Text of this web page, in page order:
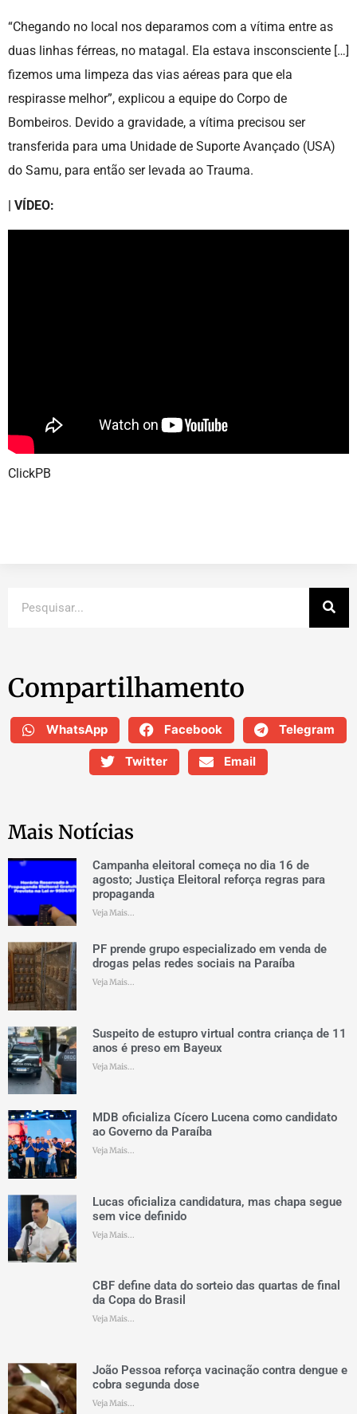
“Chegando no local nos deparamos com a vítima entre as
duas linhas férreas, no matagal. Ela estava insconsciente […]
fizemos uma limpeza das vias aéreas para que ela
respirasse melhor”, explicou a equipe do Corpo de
Bombeiros. Devido a gravidade, a vítima precisou ser
transferida para uma Unidade de Suporte Avançado (USA)
do Samu, para então ser levada ao Trauma.
| VÍDEO:
ClickPB
Compartilhamento
WhatsApp Facebook Telegram
Twitter Email
Mais Notícias
Campanha eleitoral começa no dia 16 de
agosto; Justiça Eleitoral reforça regras para
propaganda
Veja Mais...
PF prende grupo especializado em venda de
drogas pelas redes sociais na Paraíba
Veja Mais...
Suspeito de estupro virtual contra criança de 11
anos é preso em Bayeux
Veja Mais...
MDB oficializa Cícero Lucena como candidato
ao Governo da Paraíba
Veja Mais...
Lucas oficializa candidatura, mas chapa segue
sem vice definido
Veja Mais...
CBF define data do sorteio das quartas de final
da Copa do Brasil
Veja Mais...
João Pessoa reforça vacinação contra dengue e
cobra segunda dose
Veja Mais...